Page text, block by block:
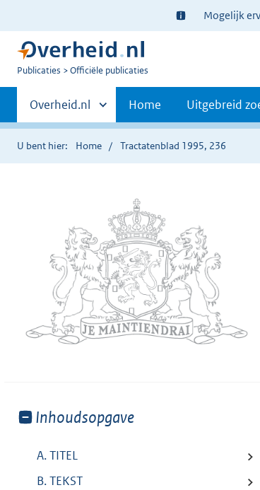
Ter
informatie:
Mogelijk
U
Publicaties Officiële publicaties
Primaire
navigatie
Andere
sites
binnen
Overheid.nl Home Uitgebreid
U bent hier: Home Tractatenblad 1995, 236
Toon
van:
Inhoudsopgave
A. TITEL
B. TEKST